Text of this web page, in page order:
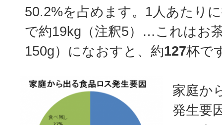
50.2%を占めます。1人あたり
で約19kg（注釈5）…これはお
150g）になおすと、約127杯で
家庭か
発生要